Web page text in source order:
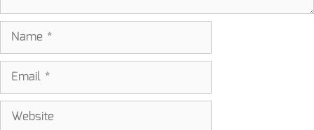
Name
Email
Website